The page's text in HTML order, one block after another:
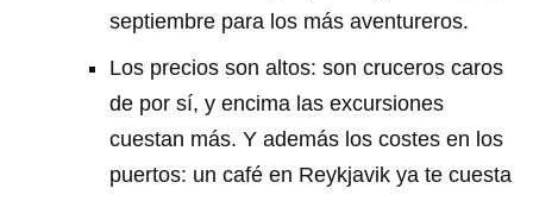
septiembre para los más aventureros.
Los precios son altos: son cruceros caros
de por sí, y encima las excursiones
cuestan más. Y además los costes en los
puertos: un café en Reykjavik ya te cuesta